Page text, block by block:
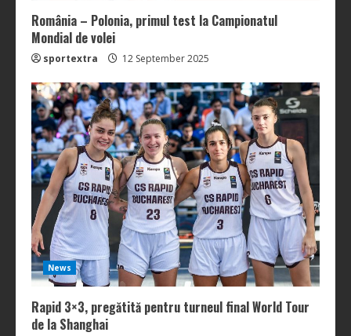
România – Polonia, primul test la Campionatul
Mondial de volei
sportextra 12 September 2025
News
Rapid 3×3, pregătită pentru turneul final World Tour
de la Shanghai